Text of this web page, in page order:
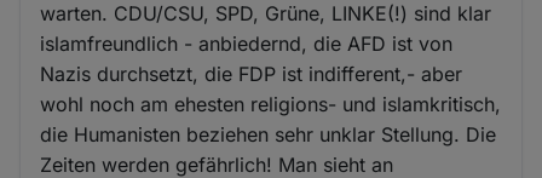
warten. CDU/CSU, SPD, Grüne, LINKE(!) sind klar
islamfreundlich - anbiedernd, die AFD ist von
Nazis durchsetzt, die FDP ist indifferent,- aber
wohl noch am ehesten religions- und islamkritisch,
die Humanisten beziehen sehr unklar Stellung. Die
Zeiten werden gefährlich! Man sieht an